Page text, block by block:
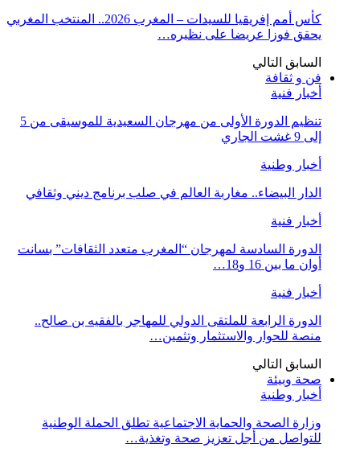
كأس أمم إفريقيا للسيدات – المغرب 2026.. المنتخب المغربي
يحقق فوزا عريضا على نظيره…
السابق التالي
فن و ثقافة
أخبار فنية
تنظيم الدورة الأولى من مهرجان السعيدية للموسيقى من 5
إلى 9 غشت الجاري
أخبار وطنية
الدار البيضاء.. مغاربة العالم في صلب برنامج ديني وثقافي
أخبار فنية
الدورة السادسة لمهرجان “المغرب متعدد الثقافات” بسانت
أوان ما بين 16 و18…
أخبار فنية
الدورة الرابعة للملتقى الدولي للمهاجر بالفقيه بن صالح..
منصة للحوار والاستثمار وتثمين…
السابق التالي
صحة وبيئة
أخبار وطنية
وزارة الصحة والحماية الاجتماعية تطلق الحملة الوطنية
للتواصل من أجل تعزيز صحة وتغذية…